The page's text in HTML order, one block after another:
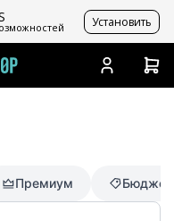
Установить
Премиум